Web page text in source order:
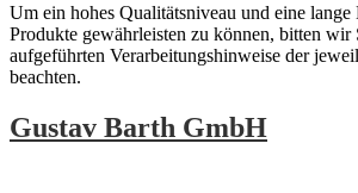
Um ein hohes Qualitätsniveau und eine lange
Produkte gewährleisten zu können, bitten wir
aufgeführten Verarbeitungshinweise der
beachten.
Gustav Barth GmbH